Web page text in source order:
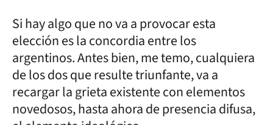
Si hay algo que no va a provocar esta
elección es la concordia entre los
argentinos. Antes bien, me temo, cualquiera
de los dos que resulte triunfante, va a
recargar la grieta existente con elementos
novedosos, hasta ahora de presencia difusa,